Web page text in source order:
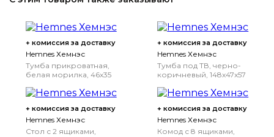
+ комиссия за доставку
Hemnes Хемнэс
Тумба прикроватная,
белая морилка, 46x35
+ комиссия за доставку
Hemnes Хемнэс
Тумба под ТВ, черно-
коричневый, 148x47x57
+ комиссия за доставку
Hemnes Хемнэс
Стол с 2 ящиками,
+ комиссия за доставку
Hemnes Хемнэс
Комод с 8 ящиками,